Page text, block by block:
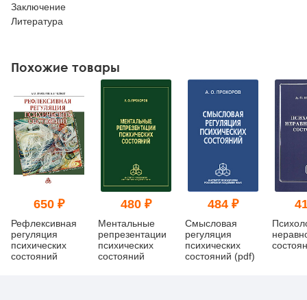
Заключение
Литература
Похожие товары
650 ₽
Рефлексивная
регуляция
психических
состояний
480 ₽
Ментальные
репрезентации
психических
состояний
484 ₽
Смысловая
регуляция
психических
состояний (pdf)